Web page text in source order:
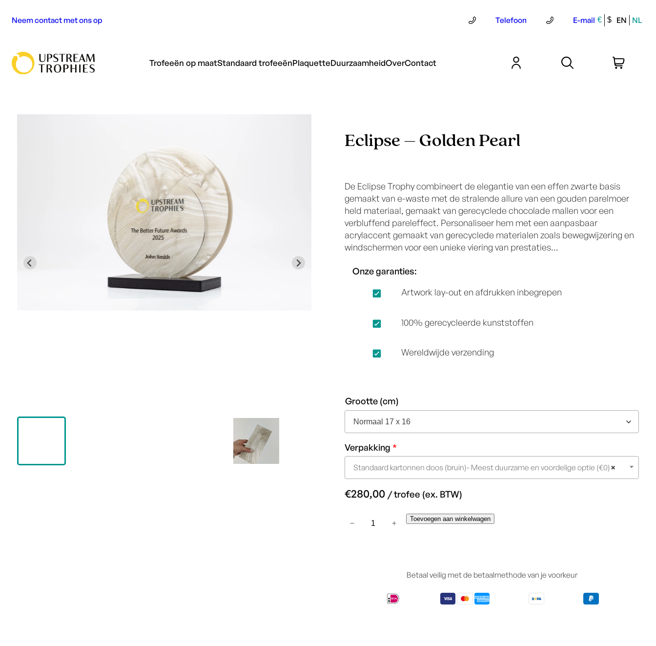
naar
Neem contact met ons op Telefoon E-mail € $ EN NL
Trofeeën op maatStandaard trofeeënPlaquetteDuurzaamheidOverContact
Eclipse – Golden Pearl
De Eclipse Trophy combineert de elegantie van een effen zwarte basis
gemaakt van e-waste met de stralende allure van een gouden parelmoer
held materiaal, gemaakt van gerecyclede chocolade mallen voor een
verbluffend pareleffect. Personaliseer hem met een aanpasbaar
acrylaccent gemaakt van gerecyclede materialen zoals bewegwijzering en
windschermen voor een unieke viering van prestaties...
Onze garanties:
Artwork lay-out en afdrukken inbegrepen
100% gerecycleerde kunststoffen
Wereldwijde verzending
Grootte (cm)
Verpakking *
×
Standaard kartonnen doos (bruin)- Meest duurzame en voordelige optie (€0)
€280,00 / trofee (ex. BTW)
− + Toevoegen aan winkelwagen
Betaal veilig met de betaalmethode van je voorkeur